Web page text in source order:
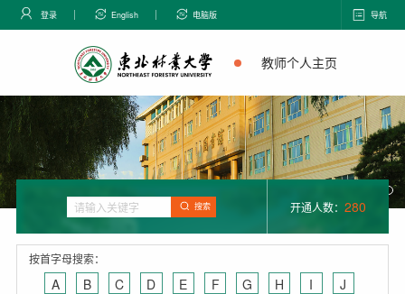
登录 English 电脑版 导航
教师个人主页
搜索 开通人数： 280
按首字母搜索：
A B C D E F G H I
J